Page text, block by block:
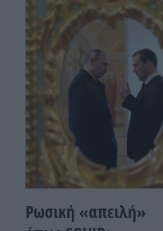
Ρωσική «απειλή»